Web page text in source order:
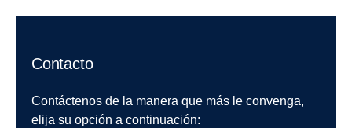
Contacto
Contáctenos de la manera que más le convenga,
elija su opción a continuación: